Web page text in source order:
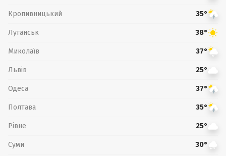
Кропивницький 35°
Луганськ 38°
Миколаїв 37°
Львів 25°
Одеса 37°
Полтава 35°
Рівне 25°
Суми 30°